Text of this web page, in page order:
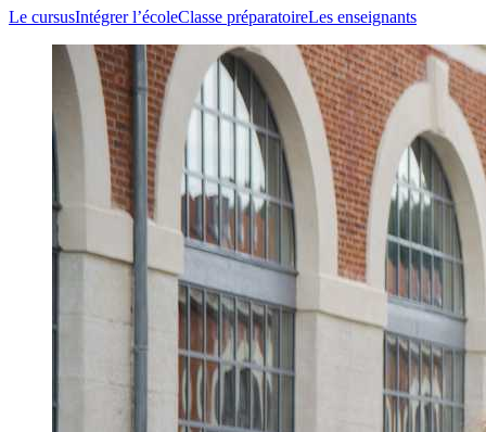
Le cursusIntégrer l’écoleClasse préparatoireLes enseignants